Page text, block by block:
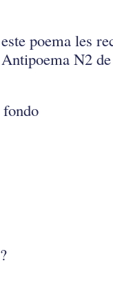
poema les
N2